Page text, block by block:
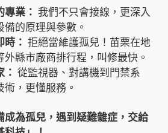
OMV
加存儲
維護管理 房東免煩惱
業： 我們不只會接線，更深入
的原理與參數。
： 拒絕當維護孤兒！苗栗在地
外縣市廠商排行程，叫修最快。
從監視器、對講機到門禁系
，更懂服務。
成為孤兒，遇到疑難雜症，交給